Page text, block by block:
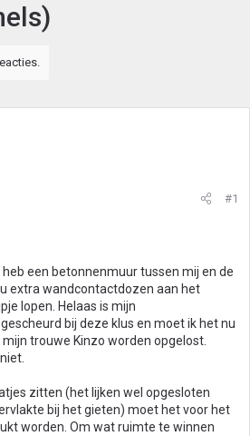
#1
heb een betonnenmuur tussen mij en de
extra wandcontactdozen aan het
lopen. Helaas is mijn
bij deze klus en moet ik het nu
trouwe Kinzo worden opgelost.
zitten (het lijken wel opgesloten
bij het gieten) moet het voor het
worden. Om wat ruimte te winnen